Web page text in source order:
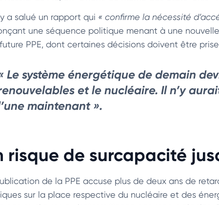
a salué un rapport qui « confirme la nécessité
une séquence politique menant à une
PPE, dont certaines décisions doivent être
Le système énergétique de demain
et le nucléaire. Il n’y
maintenant ».
risque de surcapacité
de la PPE accuse plus de deux ans de
sur la place respective du nucléaire et des